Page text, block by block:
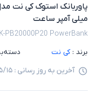
میلی آمپر ساعت
PB20000P20 PowerBank
برند : کی نت
آخرین به روز رسانی :